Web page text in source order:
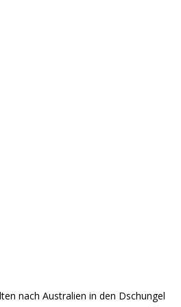
nach Australien in den Dschungel